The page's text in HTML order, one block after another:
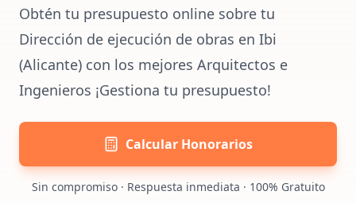
Obtén tu presupuesto online sobre tu
Dirección de ejecución de obras en Ibi
(Alicante) con los mejores Arquitectos e
Ingenieros ¡Gestiona tu presupuesto!
Calcular Honorarios
Sin compromiso · Respuesta inmediata · 100% Gratuito